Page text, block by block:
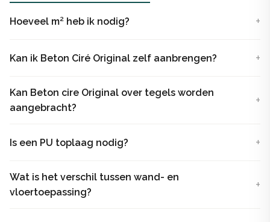
en klare beton ciré pasta op kleur, inclusief primer. Twijfel
je nog over de kleur? Hier kun je een kleurpakket
de slag!
Hoeveel m² heb ik nodig?
Kan ik Beton Ciré Original zelf aanbrengen?
Kan Beton cire Original over tegels worden
aangebracht?
Is een PU toplaag nodig?
Wat is het verschil tussen wand- en
vloertoepassing?